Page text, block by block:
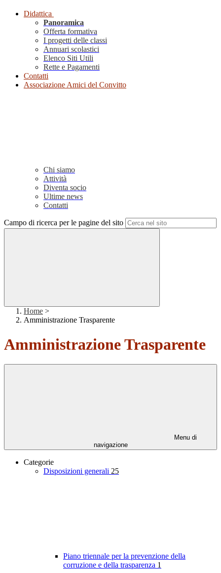
Didattica
Panoramica
Offerta formativa
I progetti delle classi
Annuari scolastici
Elenco Siti Utili
Rette e Pagamenti
Contatti
Associazione Amici del Convitto
Chi siamo
Attività
Diventa socio
Ultime news
Contatti
Campo di ricerca per le pagine del sito
Home >
Amministrazione Trasparente
Amministrazione Trasparente
Menu di
navigazione
Categorie
Disposizioni generali 25
Piano triennale per la prevenzione della
corruzione e della trasparenza 1